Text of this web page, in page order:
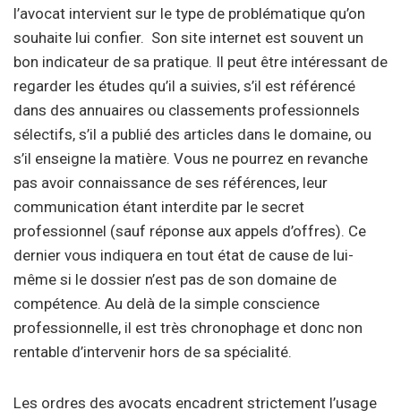
l’avocat intervient sur le type de problématique qu’on
souhaite lui confier. Son site internet est souvent un
bon indicateur de sa pratique. Il peut être intéressant de
regarder les études qu’il a suivies, s’il est référencé
dans des annuaires ou classements professionnels
sélectifs, s’il a publié des articles dans le domaine, ou
s’il enseigne la matière. Vous ne pourrez en revanche
pas avoir connaissance de ses références, leur
communication étant interdite par le secret
professionnel (sauf réponse aux appels d’offres). Ce
dernier vous indiquera en tout état de cause de lui-
même si le dossier n’est pas de son domaine de
compétence. Au delà de la simple conscience
professionnelle, il est très chronophage et donc non
rentable d’intervenir hors de sa spécialité.
Les ordres des avocats encadrent strictement l’usage